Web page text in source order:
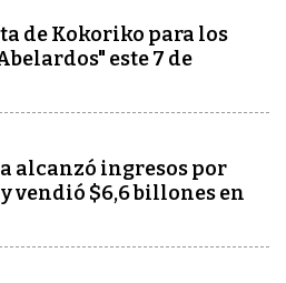
de Kokoriko para los
este 7 de
alcanzó ingresos por
vendió $6,6 billones en